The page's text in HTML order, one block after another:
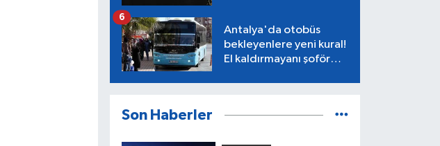
Antalya'da otobüs
bekleyenlere yeni kural!
El kaldırmayanı şoför
6
Son Haberler